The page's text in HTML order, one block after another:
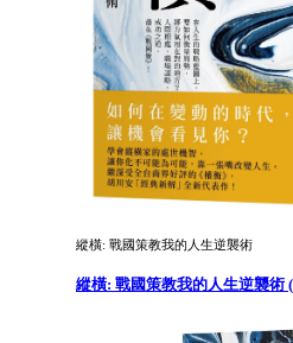
縱橫: 戰國策教我的人生逆襲術
縱橫: 戰國策教我的人生逆襲術